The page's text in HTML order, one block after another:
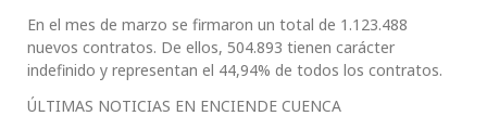
En el mes de marzo se firmaron un total de 1.123.488
nuevos contratos. De ellos, 504.893 tienen carácter
indefinido y representan el 44,94% de todos los contratos.
ÚLTIMAS NOTICIAS EN ENCIENDE CUENCA